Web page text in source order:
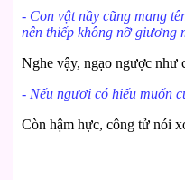
- Con vật nầy cũng mang
nên thiếp không nỡ giương
Nghe vậy, ngạo ngược như
- Nếu ngươi có hiếu muốn
Còn hậm hực, công tử nói